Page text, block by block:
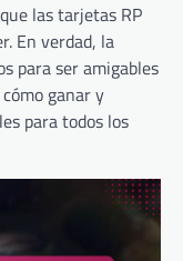
las tarjetas RP
En verdad, la
para ser amigables
ganar y
para todos los